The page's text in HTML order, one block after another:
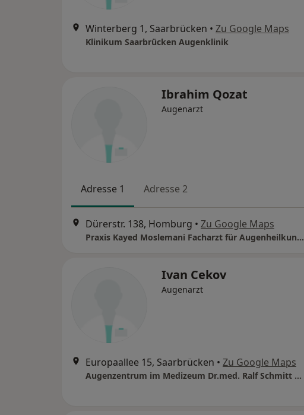
Winterberg 1, Saarbrücken • Zu Google Maps
Klinikum Saarbrücken Augenklinik
Ibrahim Qozat
Augenarzt
Adresse 1 Adresse 2
Dürerstr. 138, Homburg • Zu Google Maps
Praxis Kayed Moslemani Facharzt für Augenheilkunde
Ivan Cekov
Augenarzt
Europaallee 15, Saarbrücken • Zu Google Maps
Augenzentrum im Medizeum Dr.med. Ralf Schmitt Facharzt für Augenheilkunde